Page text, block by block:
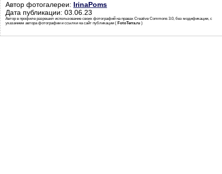
Автор фотогалереи: IrinaPoms
Дата публикации: 03.06.23
Автор в профиле разрешил использование своих фотографий на правах Creative Commons 3.0, без модификации, с
указанием автора фотографии и ссылки на сайт публикации ( FotoTerra.ru )